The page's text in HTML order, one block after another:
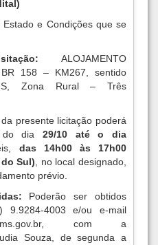
Estado e Condições que se
ALOJAMENTO
BR 158 – KM267, sentido
Zona Rural – Três
presente licitação poderá
do dia 29/10 até o dia
das 14h00 às 17h00
Sul) , no local designado,
prévio.
Poderão ser obtidos
9.9284-4003 e/ou e-mail
, com a
Souza, de segunda a